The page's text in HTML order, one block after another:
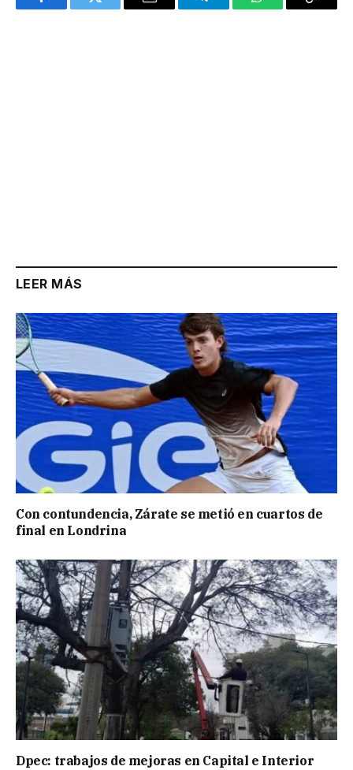
FacebookTwitter Email TelegramWhatsAppCopy
LEER MÁS
Con contundencia, Zárate se metió en cuartos de
final en Londrina
Dpec: trabajos de mejoras en Capital e Interior